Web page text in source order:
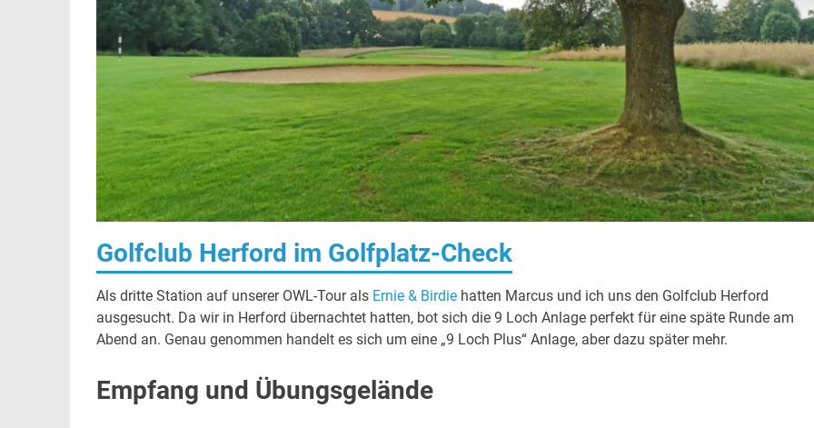
Golfclub Herford im Golfplatz-Check
Als dritte Station auf unserer OWL-Tour als Ernie & Birdiehatten Marcus und ich uns den Golfclub Herford
ausgesucht. Da wir in Herford übernachtet hatten, bot sich die 9 Loch Anlage perfekt für eine späte Runde am
Abend an. Genau genommen handelt es sich um eine „9 Loch Plus“ Anlage, aber dazu später mehr.
Empfang und Übungsgelände